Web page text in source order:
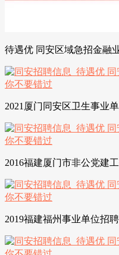
待遇优 同安区域急招金融
2021厦门同安区卫生事业
2016福建厦门市非公党建
2019福建福州事业单位招